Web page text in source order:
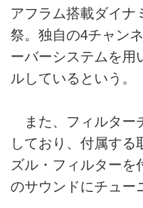
アフラム搭載ダイナ
祭。独自の4チャン
ーバーシステムを用
ルしているという。
また、フィルター
しており、付属する
ズル・フィルターを
のサウンドにチュー